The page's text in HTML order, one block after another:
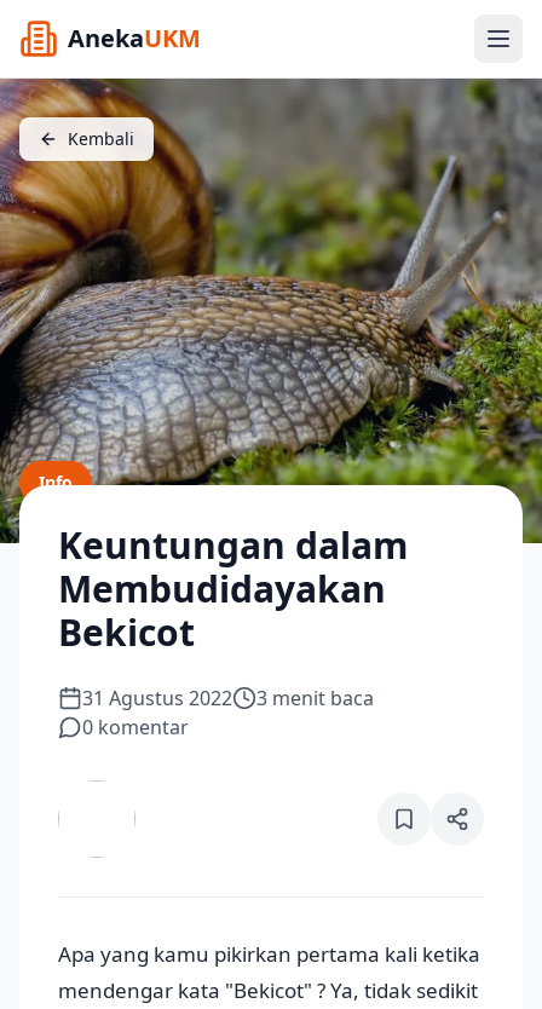
AnekaUKM
Kembali
Info
Keuntungan dalam
Membudidayakan
Bekicot
31 Agustus 2022 3 menit baca
0 komentar
Apa yang kamu pikirkan pertama kali ketika
mendengar kata "Bekicot" ? Ya, tidak sedikit